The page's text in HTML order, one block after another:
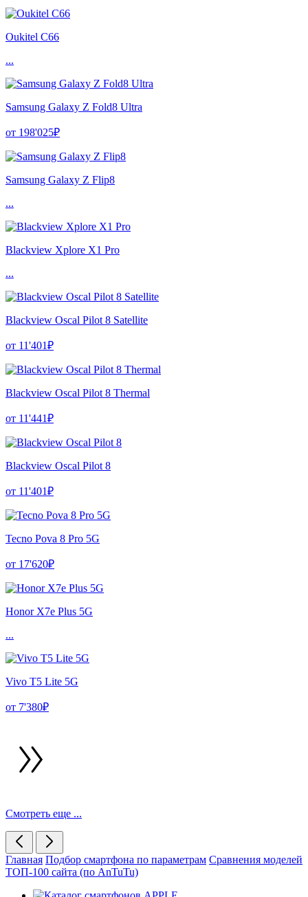
Oukitel C66
...
Samsung Galaxy Z Fold8 Ultra
от 198'025₽
Samsung Galaxy Z Flip8
...
Blackview Xplore X1 Pro
...
Blackview Oscal Pilot 8 Satellite
от 11'401₽
Blackview Oscal Pilot 8 Thermal
от 11'441₽
Blackview Oscal Pilot 8
от 11'401₽
Tecno Pova 8 Pro 5G
от 17'620₽
Honor X7e Plus 5G
...
Vivo T5 Lite 5G
от 7'380₽
Смотреть еще ...
Главная Подбор смартфона по параметрам Сравнения моделей
ТОП-100 сайта (по AnTuTu)